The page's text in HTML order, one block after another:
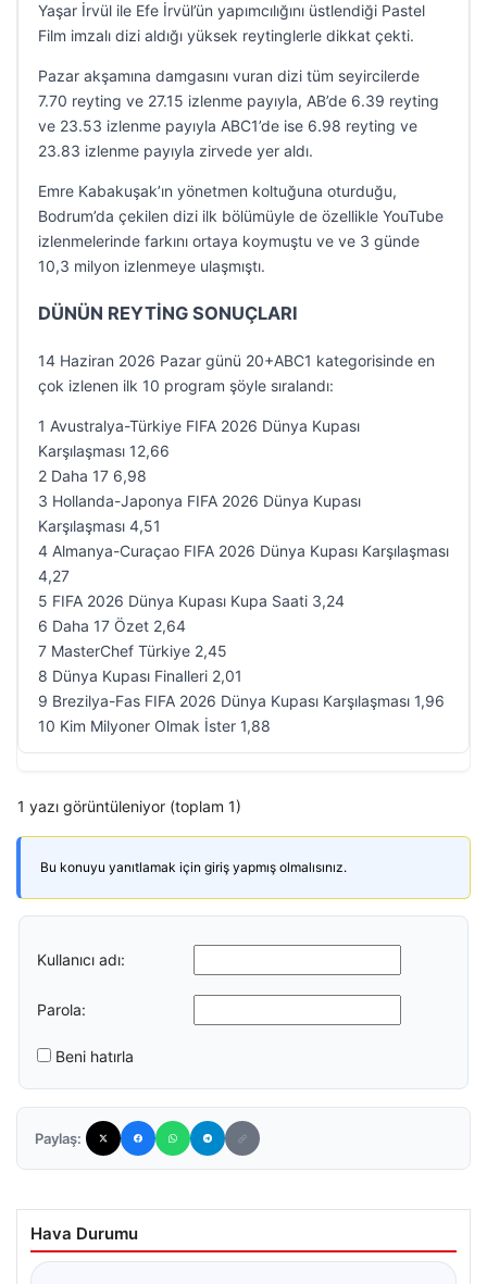
Yaşar İrvül ile Efe İrvül’ün yapımcılığını üstlendiği Pastel
Film imzalı dizi aldığı yüksek reytinglerle dikkat çekti.
Pazar akşamına damgasını vuran dizi tüm seyircilerde
7.70 reyting ve 27.15 izlenme payıyla, AB’de 6.39 reyting
ve 23.53 izlenme payıyla ABC1’de ise 6.98 reyting ve
23.83 izlenme payıyla zirvede yer aldı.
Emre Kabakuşak’ın yönetmen koltuğuna oturduğu,
Bodrum’da çekilen dizi ilk bölümüyle de özellikle YouTube
izlenmelerinde farkını ortaya koymuştu ve ve 3 günde
10,3 milyon izlenmeye ulaşmıştı.
DÜNÜN REYTİNG SONUÇLARI
14 Haziran 2026 Pazar günü 20+ABC1 kategorisinde en
çok izlenen ilk 10 program şöyle sıralandı:
1 Avustralya-Türkiye FIFA 2026 Dünya Kupası
Karşılaşması 12,66
2 Daha 17 6,98
3 Hollanda-Japonya FIFA 2026 Dünya Kupası
Karşılaşması 4,51
4 Almanya-Curaçao FIFA 2026 Dünya Kupası Karşılaşması
4,27
5 FIFA 2026 Dünya Kupası Kupa Saati 3,24
6 Daha 17 Özet 2,64
7 MasterChef Türkiye 2,45
8 Dünya Kupası Finalleri 2,01
9 Brezilya-Fas FIFA 2026 Dünya Kupası Karşılaşması 1,96
10 Kim Milyoner Olmak İster 1,88
1 yazı görüntüleniyor (toplam 1)
Bu konuyu yanıtlamak için giriş yapmış olmalısınız.
Kullanıcı adı:
Parola:
Beni hatırla
Paylaş:
Hava Durumu